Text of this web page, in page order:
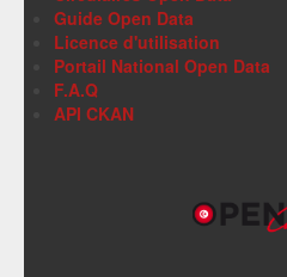
Guide Open Data
Licence d'utilisation
Portail National Open Data
F.A.Q
API CKAN